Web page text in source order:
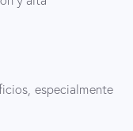
especialmente